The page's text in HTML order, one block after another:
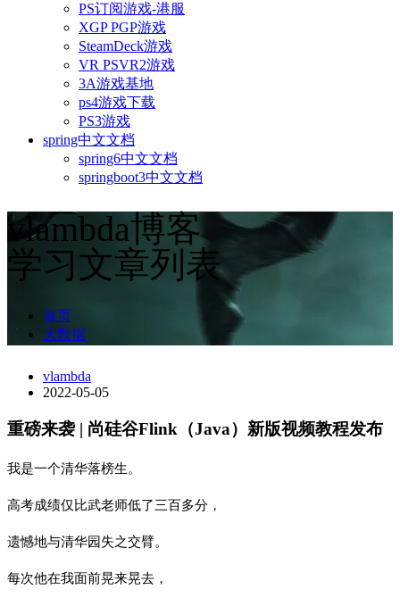
PS订阅游戏-港服
XGP PGP游戏
SteamDeck游戏
VR PSVR2游戏
3A游戏基地
ps4游戏下载
PS3游戏
spring中文文档
spring6中文文档
springboot3中文文档
vlambda博客
学习文章列表
首页
大数据
vlambda
2022-05-05
重磅来袭 | 尚硅谷Flink（Java）新版视频教程发布
我是一个清华落榜生。
高考成绩仅比武老师低了三百多分，
遗憾地与清华园失之交臂。
每次他在我面前晃来晃去，